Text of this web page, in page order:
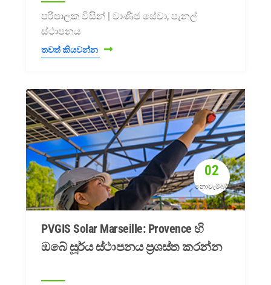
පරිපාලක විසින් | වාණිජ සේවා, පැනල්
ස්ථාපනය
තවත් කියවන්න
02
නොවැම්බර්
PVGIS Solar Marseille: Provence හි
ඔබේ සූර්ය ස්ථාපනය ප්‍රශස්ත කරන්න